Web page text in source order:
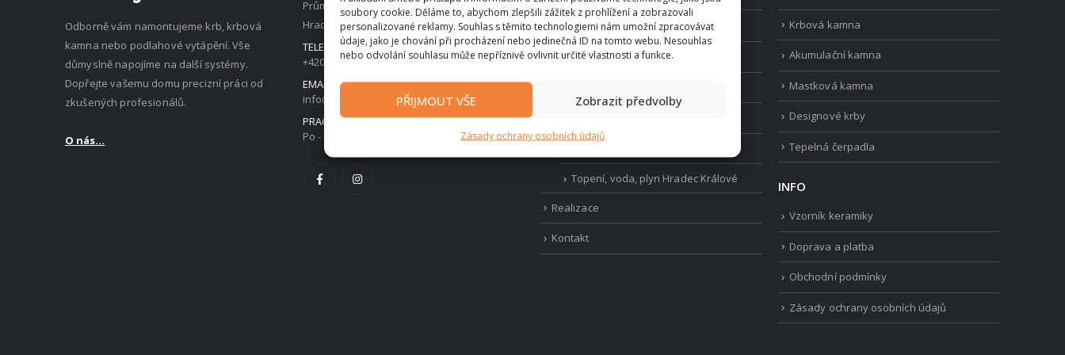
soubory cookie. Děláme to, abychom zlepšili zážitek z prohlížení a zobrazovali
personalizované reklamy. Souhlas s těmito technologiemi nám umožní zpracovávat
údaje, jako je chování při procházení nebo jedinečná ID na tomto webu. Nesouhlas
nebo odvolání souhlasu může nepříznivě ovlivnit určité vlastnosti a funkce.
PŘIJMOUT VŠE Zobrazit předvolby
Zásady ochrany osobních údajů
Odborně vám namontujeme krb, krbová
kamna nebo podlahové vytápění. Vše
důmyslně napojíme na další systémy.
Dopřejte vašemu domu precizní práci od
zkušených profesionálů.
O nás...
Průmyslová 1200/4a,
Hradec Králové 500 02
TELEFON:
+420 736 171 245
EMAIL:
info@akrby.cz
PRACOVNÍ DOBA:
Po - Pá / 8:00 - 17:00
Služby
Mastková kamna
Topení, voda, plyn Hradec Králové
Realizace
Kontakt
Krbová kamna
Akumulační kamna
Mastková kamna
Designové krby
Tepelná čerpadla
INFO
Vzorník keramiky
Doprava a platba
Obchodní podmínky
Zásady ochrany osobních údajů